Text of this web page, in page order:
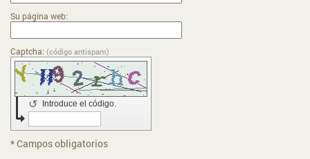
Su página web:
Captcha: (código antispam)
Introduce el código.
↺
* Campos obligatorios